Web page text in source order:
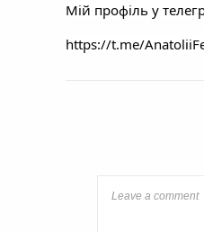
Мій профіль у
https://t.me/